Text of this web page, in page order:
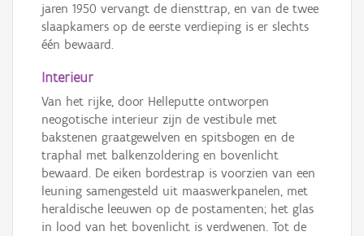
jaren 1950 vervangt de diensttrap, en van de twee
slaapkamers op de eerste verdieping is er slechts
één bewaard.
Interieur
Van het rijke, door Helleputte ontworpen
neogotische interieur zijn de vestibule met
bakstenen graatgewelven en spitsbogen en de
traphal met balkenzoldering en bovenlicht
bewaard. De eiken bordestrap is voorzien van een
leuning samengesteld uit maaswerkpanelen, met
heraldische leeuwen op de postamenten; het glas
in lood van het bovenlicht is verdwenen. Tot de